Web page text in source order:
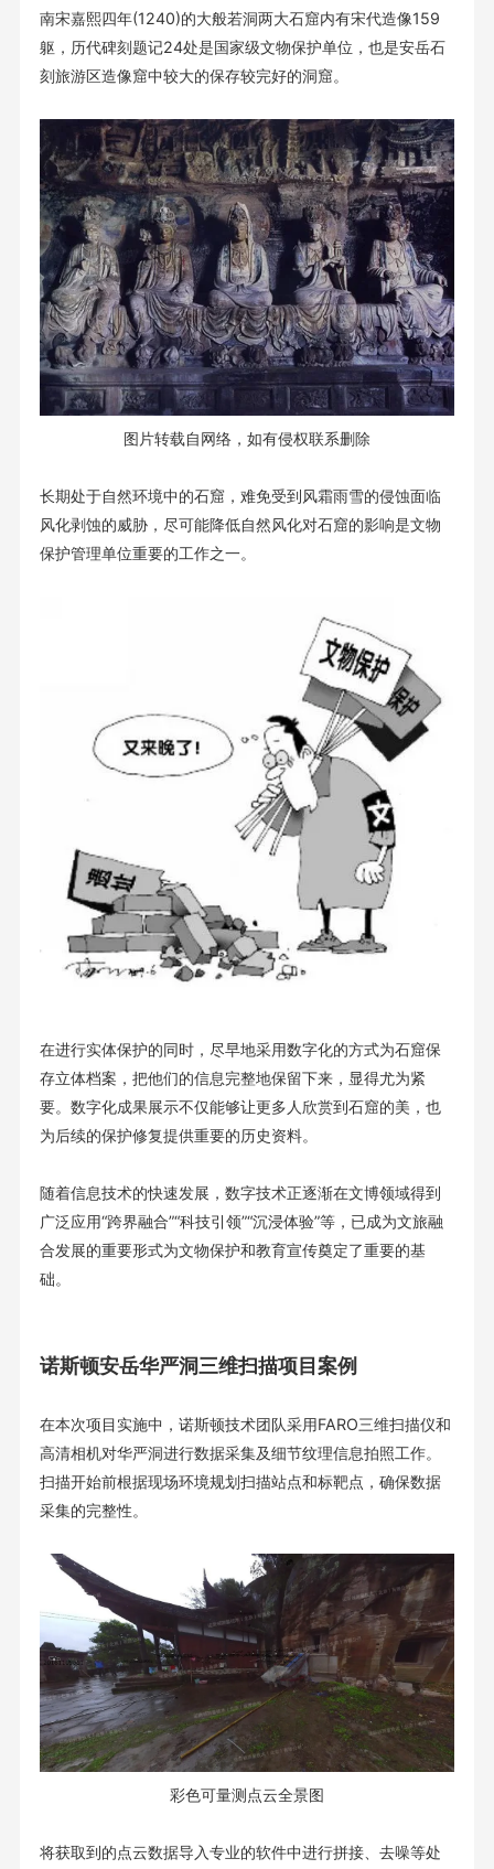
南宋嘉熙四年(1240)的大般若洞两大石窟内有宋代造像159
躯，历代碑刻题记24处是国家级文物保护单位，也是安岳石
刻旅游区造像窟中较大的保存较完好的洞窟。
图片转载自网络，如有侵权联系删除
长期处于自然环境中的石窟，难免受到风霜雨雪的侵蚀面临
风化剥蚀的威胁，尽可能降低自然风化对石窟的影响是文物
保护管理单位重要的工作之一。
在进行实体保护的同时，尽早地采用数字化的方式为石窟保
存立体档案，把他们的信息完整地保留下来，显得尤为紧
要。数字化成果展示不仅能够让更多人欣赏到石窟的美，也
为后续的保护修复提供重要的历史资料。
随着信息技术的快速发展，数字技术正逐渐在文博领域得到
广泛应用“跨界融合”“科技引领”“沉浸体验”等，已成为文旅融
合发展的重要形式为文物保护和教育宣传奠定了重要的基
础。
诺斯顿安岳华严洞三维扫描项目案例
在本次项目实施中，诺斯顿技术团队采用FARO三维扫描仪和
高清相机对华严洞进行数据采集及细节纹理信息拍照工作。
扫描开始前根据现场环境规划扫描站点和标靶点，确保数据
采集的完整性。
彩色可量测点云全景图
将获取到的点云数据导入专业的软件中进行拼接、去噪等处